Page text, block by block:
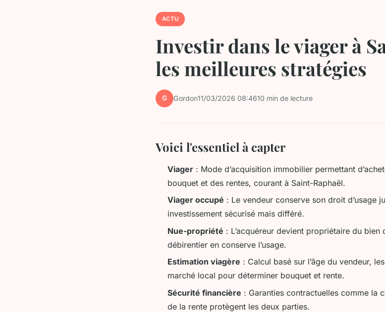
ACTU
Investir dans le viager à
les meilleures stratégies
G Gordon11/03/2026 08:4610 min de lecture
Voici l'essentiel à capter
Viager : Mode d’acquisition immobilier permettant
bouquet et des rentes, courant à Saint-Raphaël.
Viager occupé : Le vendeur conserve son droit d’usage
investissement sécurisé mais différé.
Nue-propriété : L’acquéreur devient propriétaire du bien
débirentier en conserve l’usage.
Estimation viagère : Calcul basé sur l’âge du vendeur,
marché local pour déterminer bouquet et rente.
Sécurité financière : Garanties contractuelles comme la
de la rente protègent les deux parties.